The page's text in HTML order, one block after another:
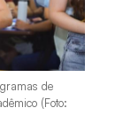
de
(Foto: